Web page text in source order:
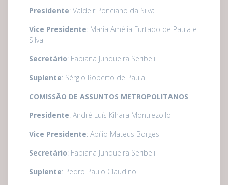
Presidente: Valdeir Ponciano da Silva
Vice Presidente: Maria Amélia Furtado de Paula e
Silva
Secretário: Fabiana Junqueira Seribeli
Suplente: Sérgio Roberto de Paula
COMISSÃO DE ASSUNTOS METROPOLITANOS
Presidente: André Luís Kihara Montrezollo
Vice Presidente: Abílio Mateus Borges
Secretário: Fabiana Junqueira Seribeli
Suplente: Pedro Paulo Claudino